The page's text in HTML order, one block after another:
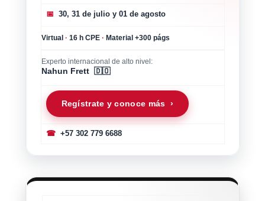
📅 30, 31 de julio y 01 de agosto
Virtual · 16 h CPE · Material +300 págs
Experto internacional de alto nivel:
Nahun Frett 🇩🇴
Regístrate y conoce más ›
☎+57 302 779 6688